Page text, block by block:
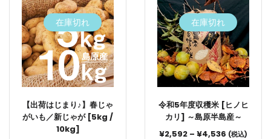
在庫切れ
【出荷はじまり♪】春じゃ
がいも／新じゃが [5kg /
10kg]
在庫切れ
令和5年度収穫米 [ヒノヒ
カリ] ～島原半島産～
¥2,592 – ¥4,536 (税込)